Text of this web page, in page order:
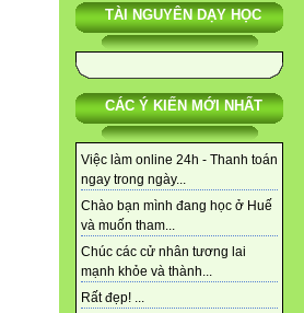
TÀI NGUYÊN DẠY HỌC
CÁC Ý KIẾN MỚI NHẤT
Việc làm online 24h - Thanh toán
ngay trong ngày...
Chào bạn mình đang học ở Huế
và muốn tham...
Chúc các cử nhân tương lai
mạnh khỏe và thành...
Rất đẹp! ...